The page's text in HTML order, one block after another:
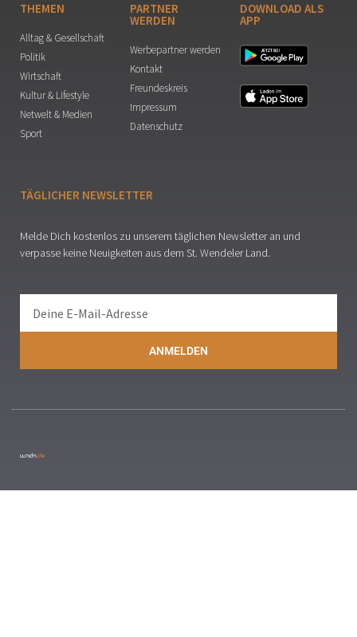
THEMEN
Alltag & Gesellschaft
Politik
Wirtschaft
Kultur & Lifestyle
Netwelt & Medien
Sport
PARTNER
WERDEN
Werbepartner werden
Kontakt
Freundeskreis
Impressum
Datenschutz
DOWNLOAD ALS
APP
TÄGLICHER NEWSLETTER
Melde Dich kostenlos zu unserem täglichen Newsletter an und
verpasse keine Neuigkeiten aus dem St. Wendeler Land.
ANMELDEN